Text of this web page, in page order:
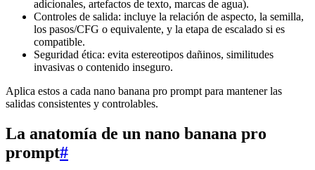
adicionales, artefactos de texto, marcas de agua).
Controles de salida: incluye la relación de aspecto, la semilla,
los pasos/CFG o equivalente, y la etapa de escalado si es
compatible.
Seguridad ética: evita estereotipos dañinos, similitudes
invasivas o contenido inseguro.
Aplica estos a cada nano banana pro prompt para mantener las
salidas consistentes y controlables.
La anatomía de un nano banana pro
prompt#